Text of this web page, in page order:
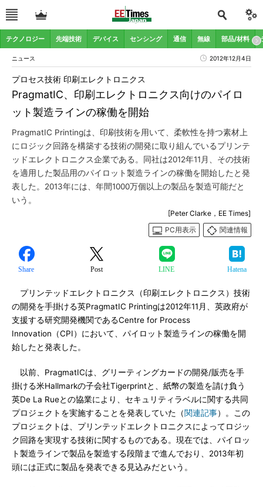
テクノロジー 先端技術 デバイス センシング 通信 無線 部品/材料
ニュース 2012年12月4日
PragmatIC、印刷エレクトロニクス向けのパイロ
ット製造ラインの稼働を開始
プロセス技術 印刷エレクトロニクス
PragmatIC Printingは、印刷技術を用いて、柔軟性を持つ素材上
にロジック回路を構築する技術の開発に取り組んでいるプリンテ
ッドエレクトロニクス企業である。同社は2012年11月、その技術
を適用した製品用のパイロット製造ラインの稼働を開始したと発
表した。2013年には、年間1000万個以上の製品を製造可能だと
いう。
[Peter Clarke，EE Times]
PC用表示
関連情報
Share Post LINE Hatena
プリンテッドエレクトロニクス（印刷エレクトロニクス）技術
の開発を手掛ける英PragmatIC Printingは2012年11月、英政府が
支援する研究開発機関であるCentre for Process
Innovation（CPI）において、パイロット製造ラインの稼働を開
始したと発表した。
以前、PragmatICは、グリーティングカードの開発/販売を手
掛ける米Hallmarkの子会社Tigerprintと、紙幣の製造を請け負う
英De La Rueとの協業により、セキュリティラベルに関する共同
プロジェクトを実施することを発表していた（関連記事）。この
プロジェクトは、プリンテッドエレクトロニクスによってロジッ
ク回路を実現する技術に関するものである。現在では、パイロッ
ト製造ラインで製品を製造する段階まで進んでおり、2013年初
頭には正式に製品を発表できる見込みだという。